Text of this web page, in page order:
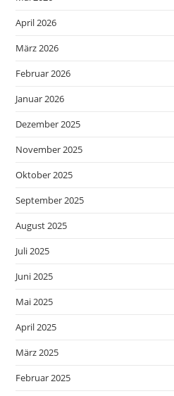
April 2026
März 2026
Februar 2026
Januar 2026
Dezember 2025
November 2025
Oktober 2025
September 2025
August 2025
Juli 2025
Juni 2025
Mai 2025
April 2025
März 2025
Februar 2025